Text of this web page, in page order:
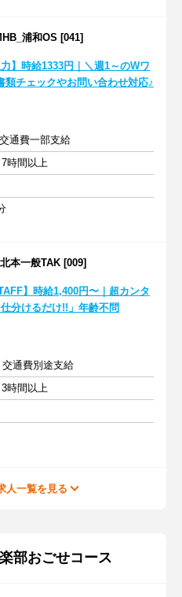
浦和OS [041]
力】時給1333円｜＼週1～のWワ
類チェックやお問い合わせ対応♪
通費一部支給
時間以上
本一般TAK [009]
】時給1,400円〜｜超カンタ
分けるだけ!!」年齢不問
通費別途支給
時間以上
人一覧を見る
部おごせコース